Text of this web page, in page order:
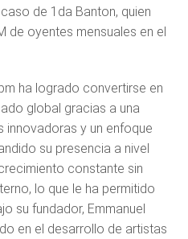
de 1da Banton, quien
de oyentes mensuales en el
ha logrado convertirse en
global gracias a una
y un enfoque
su presencia a nivel
constante sin
lo que le ha permitido
su fundador, Emmanuel
en el desarrollo de artistas